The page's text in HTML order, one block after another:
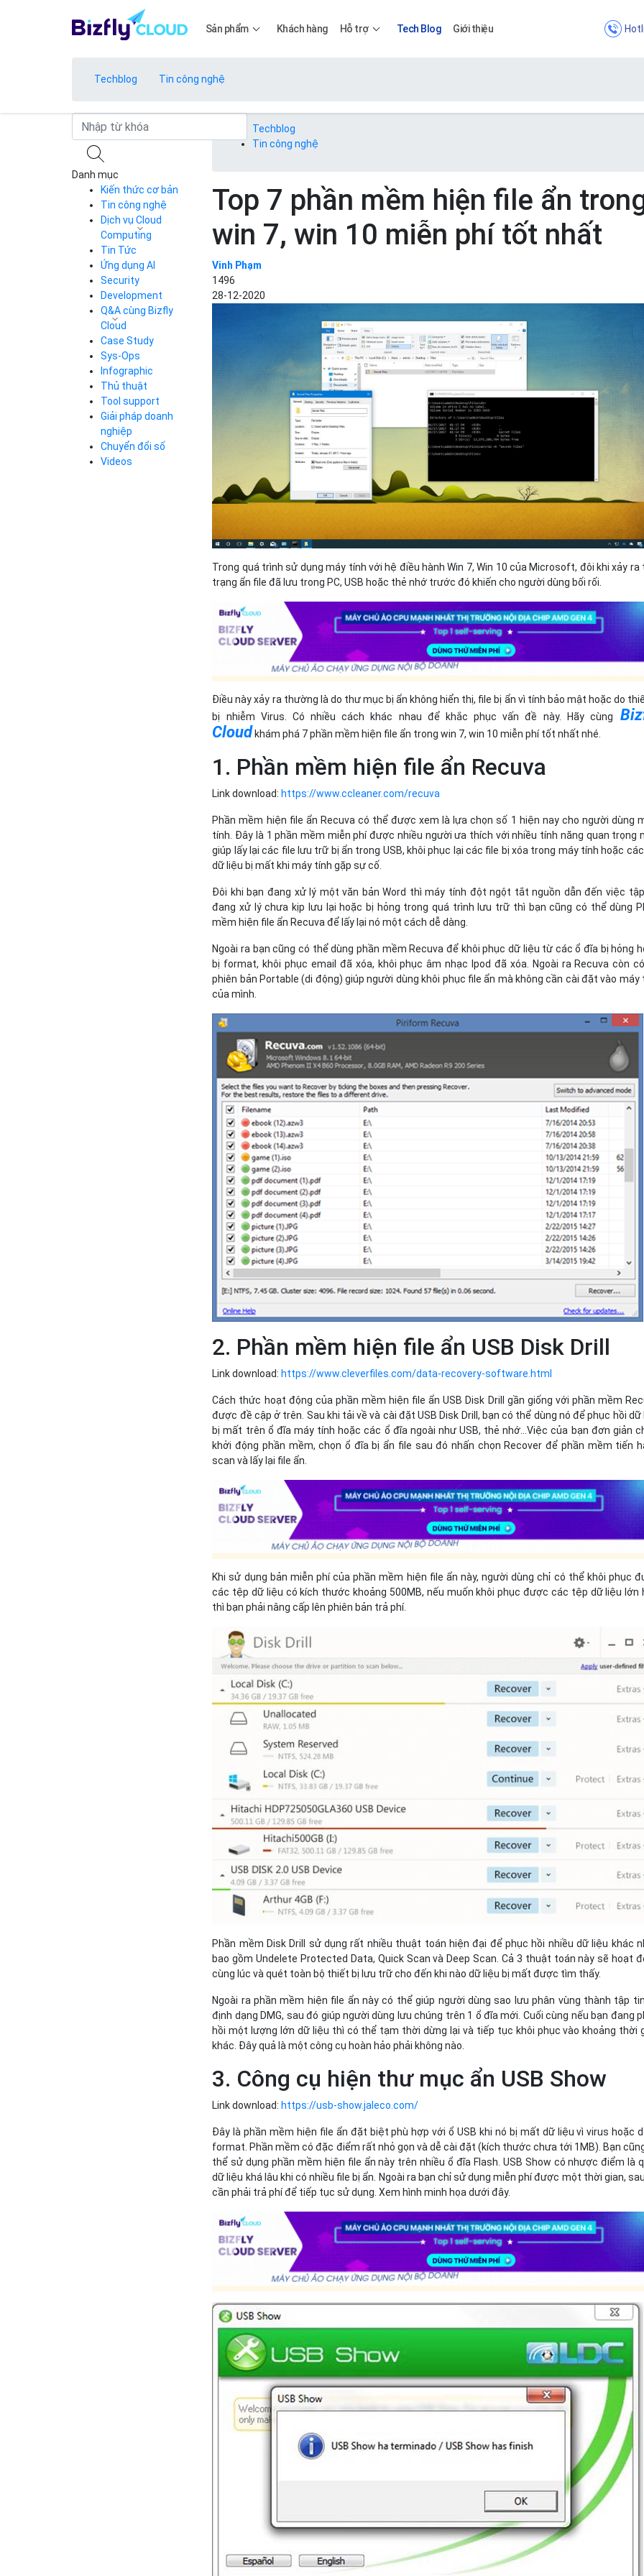
Sản phẩm
Bảng giá Apps
Bảng giá
Bảng giá Bảng giá
Bảng giá Bảng giá
Bảng giá
Khách hàng Hỗ trợ Tech Blog Giới thiệu
Techblog Tin công nghệ
Techblog
Tin công nghệ
Top 7 phần mềm hiện file ẩn
win 7, win 10 miễn phí tốt nhất
Vinh Phạm
1496
28-12-2020
Trong quá trình sử dụng máy tính với hệ điều hành Win 7, Win 10 của Microsoft, đôi khi xảy ra
trạng ẩn file đã lưu trong PC, USB hoặc thẻ nhớ trước đó khiến cho người dùng bối rối.
Điều này xảy ra thường là do thư mục bị ẩn không hiển thị, file bị ẩn vì tính bảo mật hoặc do
bị nhiễm Virus. Có nhiều cách khác nhau để khắc phục vấn đề này. Hãy cùng
Cloudkhám phá 7 phần mềm hiện file ẩn trong win 7, win 10 miễn phí tốt nhất nhé.
1. Phần mềm hiện file ẩn Recuva
Link download:https://www.ccleaner.com/recuva
Phần mềm hiện file ẩn Recuva có thể được xem là lựa chọn số 1 hiện nay cho người dùng
tính. Đây là 1 phần mềm miễn phí được nhiều người ưa thích với nhiều tính năng quan trọng
giúp lấy lại các file lưu trữ bị ẩn trong USB, khôi phục lại các file bị xóa trong máy tính hoặc
dữ liệu bị mất khi máy tính gặp sự cố.
Đôi khi bạn đang xử lý một văn bản Word thì máy tính đột ngột tắt nguồn dẫn đến việc
đang xử lý chưa kịp lưu lại hoặc bị hỏng trong quá trình lưu trữ thì bạn cũng có thể dùng
mềm hiện file ẩn Recuva để lấy lại nó một cách dễ dàng.
Ngoài ra bạn cũng có thể dùng phần mềm Recuva để khôi phục dữ liệu từ các ổ đĩa bị hỏng
bị format, khôi phục email đã xóa, khôi phục âm nhạc Ipod đã xóa. Ngoài ra Recuva còn
phiên bản Portable (di động) giúp người dùng khôi phục file ẩn mà không cần cài đặt vào máy
của mình.
2. Phần mềm hiện file ẩn USB Disk Drill
Link download:https://www.cleverfiles.com/data-recovery-software.html
Cách thức hoạt động của phần mềm hiện file ẩn USB Disk Drill gần giống với phần mềm
được đề cập ở trên. Sau khi tải về và cài đặt USB Disk Drill, bạn có thể dùng nó để phục hồi dữ
bị mất trên ổ đĩa máy tính hoặc các ổ đĩa ngoài như USB, thẻ nhớ…Việc của bạn đơn giản
khởi động phần mềm, chọn ổ đĩa bị ẩn file sau đó nhấn chọn Recover để phần mềm tiến
scan và lấy lại file ẩn.
Khi sử dụng bản miễn phí của phần mềm hiện file ẩn này, người dùng chỉ có thể khôi phục
các tệp dữ liệu có kích thước khoảng 500MB, nếu muốn khôi phục được các tệp dữ liệu lớn
thì bạn phải nâng cấp lên phiên bản trả phí.
Phần mềm Disk Drill sử dụng rất nhiều thuật toán hiện đại để phục hồi nhiều dữ liệu khác
bao gồm Undelete Protected Data, Quick Scan và Deep Scan. Cả 3 thuật toán này sẽ hoạt
cùng lúc và quét toàn bộ thiết bị lưu trữ cho đến khi nào dữ liệu bị mất được tìm thấy.
Ngoài ra phần mềm hiện file ẩn này có thể giúp người dùng sao lưu phân vùng thành tập
định dạng DMG, sau đó giúp người dùng lưu chúng trên 1 ổ đĩa mới. Cuối cùng nếu bạn đang
hồi một lượng lớn dữ liệu thì có thể tạm thời dừng lại và tiếp tục khôi phục vào khoảng thời
khác. Đây quả là một công cụ hoàn hảo phải không nào.
3. Công cụ hiện thư mục ẩn USB Show
Link download: https://usb-show.jaleco.com/
Đây là phần mềm hiện file ẩn đặt biệt phù hợp với ổ USB khi nó bị mất dữ liệu vì virus hoặc
format. Phần mềm có đặc điểm rất nhỏ gọn và dễ cài đặt (kích thước chưa tới 1MB). Bạn
thể sử dụng phần mềm hiện file ẩn này trên nhiều ổ đĩa Flash. USB Show có nhược điểm là
dữ liệu khá lâu khi có nhiều file bị ẩn. Ngoài ra bạn chỉ sử dụng miễn phí được một thời gian,
cần phải trả phí để tiếp tục sử dụng. Xem hình minh họa dưới đây.
Danh mục
Kiến thức cơ bản
Tin công nghệ
Dịch vụ Cloud
Computing
Cloud Server
CDN
Load Balancer
Auto Scaling
Container Registry
Kubernetes
Cloud Database
Call Center
Business Email
Simple Storage
VPN
Traffic Manager
Cloud VPS
Kafka
Videos
Tin Tức
Ứng dụng AI
Security
Development
Q&A cùng Bizfly
Cloud
Q&A về Bizfly
Cloud Server
Thao tác kết nối
tới server
Videos
Q&A về Bizfly
Business Email
Videos
Case Study
Sys-Ops
Infographic
Thủ thuật
Tool support
Giải pháp doanh
nghiệp
Chuyển đổi số
Videos